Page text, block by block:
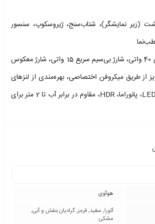
(زیر نمایشگر)، شتاب‌سنج، ژیروسکوپ، سنسور
شارژ سریع باتری 40 واتی، شارژ بی‌سیم سریع 15 واتی، شارژ معکوس
از طریق میکروفن اختصاصی، بهره‌مندی از لنزهای
لایکا، فلاش دوگانه‌ی LED، پانوراما، HDR، مقاوم در برابر آب تا 2 متر برای
هوآوی
آئورا, سفید, قرمز, گرادیان بنفش و آبی,
مشکی